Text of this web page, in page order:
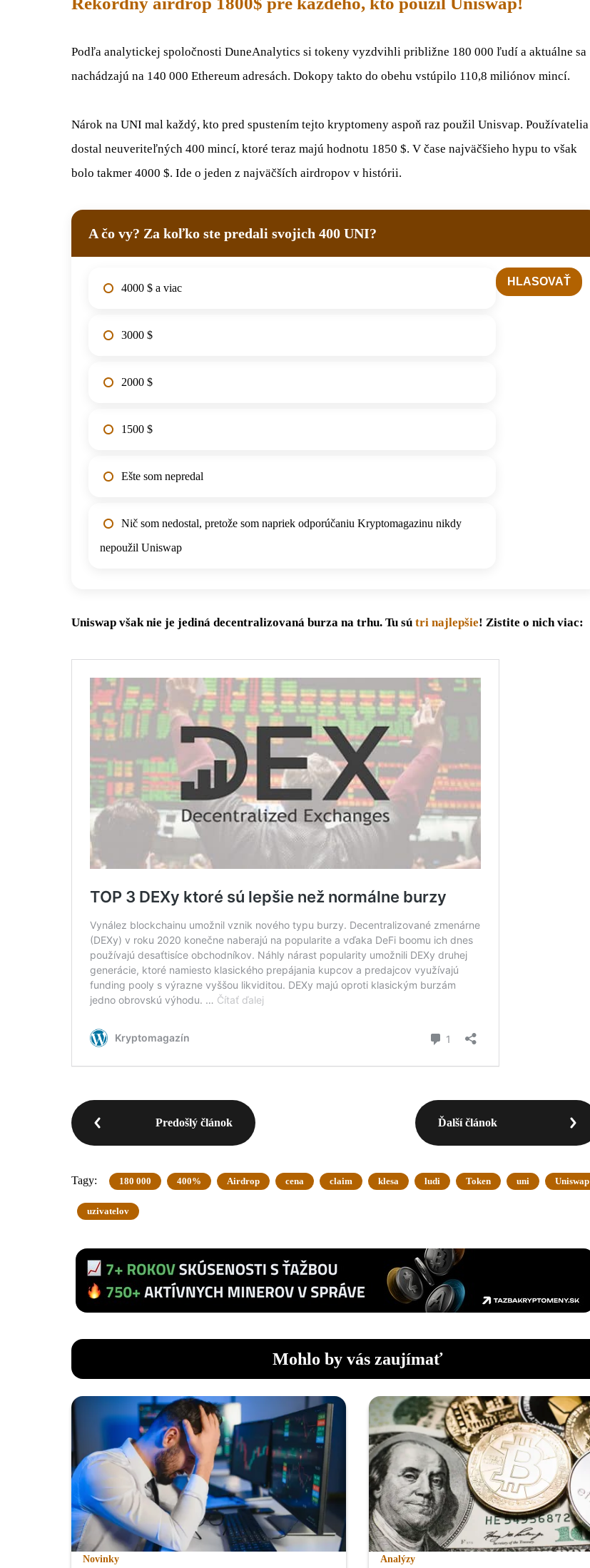
Podľa analytickej spoločnosti DuneAnalytics si tokeny vyzdvihli približne 180 000 ľudí a aktuálne sa
nachádzajú na 140 000 Ethereum adresách. Dokopy takto do obehu vstúpilo 110,8 miliónov mincí.
Nárok na UNI mal každý, kto pred spustením tejto kryptomeny aspoň raz použil Unisvap. Používatelia
dostal neuveriteľných 400 mincí, ktoré teraz majú hodnotu 1850 $. V čase najväčšieho hypu to však
bolo takmer 4000 $. Ide o jeden z najväčších airdropov v histórii.
A čo vy? Za koľko ste predali svojich 400 UNI?
4000 $ a viac
3000 $
2000 $
1500 $
Ešte som nepredal
Nič som nedostal, pretože som napriek odporúčaniu Kryptomagazinu nikdy
nepoužil Uniswap
Uniswap však nie je jediná decentralizovaná burza na trhu. Tu sú tri najlepšie! Zistite o nich viac:
Predošlý článok Ďalší článok
Tagy: 180 000 400% Airdrop cena claim klesa ludi Token uni Uniswap
uzivatelov
Mohlo by vás zaujímať
Novinky Analýzy